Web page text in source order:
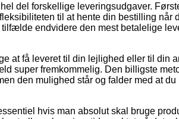
del forskellige leveringsudgaver.
til at hente din bestilling når
endvidere den mest betalelige
at få leveret til din lejlighed eller til din
super fremkommelig. Den billigste
den mulighed står og falder med at
hvis man absolut skal bruge